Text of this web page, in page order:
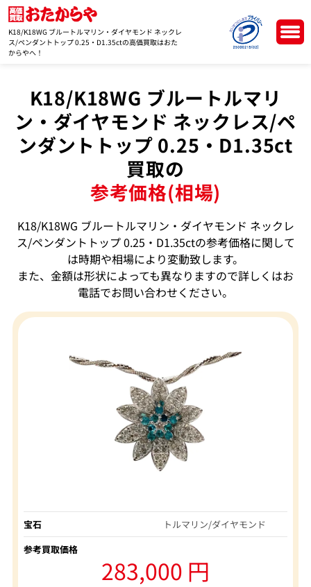
K18/K18WG ブルートルマリン・ダイヤモンド ネックレ
ス/ペンダントトップ 0.25・D1.35ctの高価買取はおた
からやへ！
K18/K18WG ブルートルマリ
ン・ダイヤモンド ネックレス/ペ
ンダントトップ 0.25・D1.35ct
買取の
参考価格(相場)
K18/K18WG ブルートルマリン・ダイヤモンド ネックレ
ス/ペンダントトップ 0.25・D1.35ctの参考価格に関して
は時期や相場により変動致します。
また、金額は形状によっても異なりますので詳しくはお
電話でお問い合わせください。
宝石
トルマリン/ダイヤモンド
参考買取価格
283,000 円